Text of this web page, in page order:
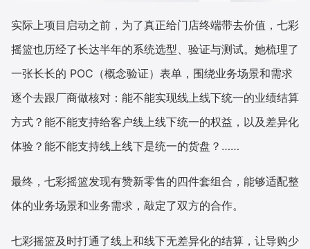
实际上项目启动之前，为了真正给门店终端带去价值，七彩
摇篮也历经了长达半年的系统选型、验证与测试。她梳理了
一张长长的 POC（概念验证）表单，围绕业务场景和需求
逐个去跟厂商做核对：能不能实现线上线下统一的业绩结算
方式？能不能支持给客户线上线下统一的权益，以及差异化
体验？能不能支持线上线下是统一的货盘？……
最终，七彩摇篮发现有赞新零售的四件套组合，能够适配整
体的业务场景和业务需求，敲定了双方的合作。
七彩摇篮及时打通了线上和线下无差异化的结算，让导购少